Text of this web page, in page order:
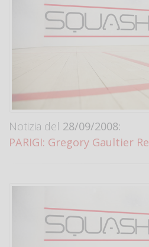
Notizia del 28/09/2008:
PARIGI: Gregory Gaultier